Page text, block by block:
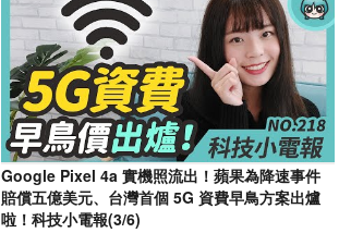
Google Pixel 4a 實機照流出！蘋果為降速事件
賠償五億美元、台灣首個 5G 資費早鳥方案出爐
啦！科技小電報(3/6)